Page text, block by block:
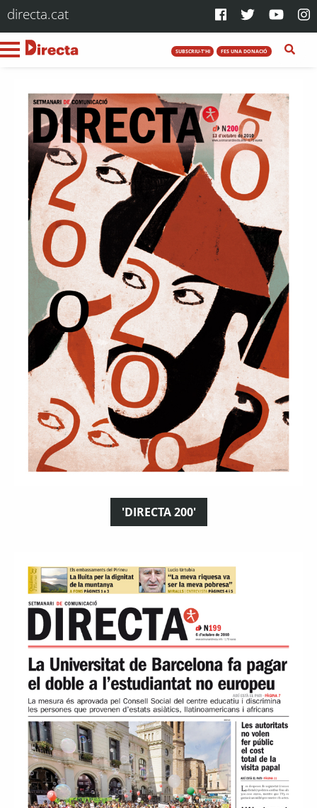
directa.cat
SUBSCRIU-T'HI FES UNA DONACIÓ
'DIRECTA 200'